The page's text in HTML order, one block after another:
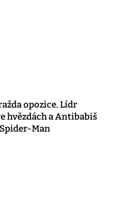
opozice. Lídr
hvězdách a Antibabiš
Man